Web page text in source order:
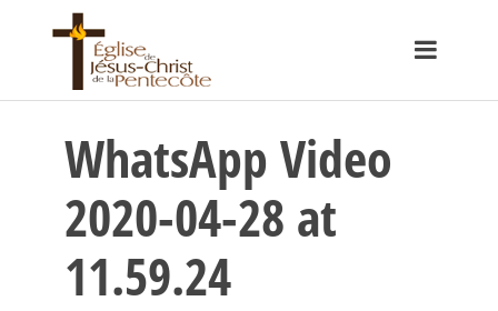
WhatsApp Video
2020-04-28 at
11.59.24